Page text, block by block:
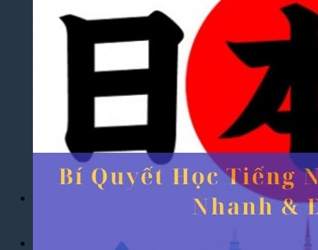
Dịch Thuật Báo Cáo Tài Chính
Dịch Thuật Hợp Đồng Nhanh Chóng
Dịch Thuật Bảng Điểm Học Bạ
Dịch Thuật Giấy Khai Sinh, Hộ Khẩu
Dịch Thuật Đa Ngôn Ngữ
Dịch Thuật Tiếng Anh
Dịch Thuật Tiếng Trung Quốc
Dịch Thuật Tiếng Nhật Bản
Dịch Thuật Tiếng Hàn Quốc
Dịch Thuật Tiếng Pháp
Dịch Thuật Tiếng Đức
Dịch Thuật Tiếng Nga
Dịch Thuật Phim – Phụ Đề Video Clip